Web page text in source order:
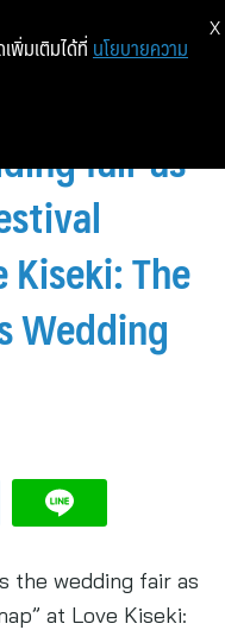
fair as
Kiseki: The
Wedding
the wedding fair as
at Love Kiseki:
พิ่มเติมได้ที่ นโยบายความ
X